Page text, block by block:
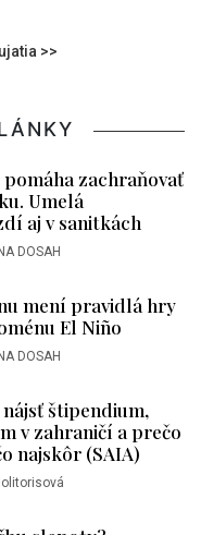
>>
zachraňovať
Umelá
aj v sanitkách
DOSAH
mení pravidlá hry
El Niño
DOSAH
nájsť štipendium,
v zahraničí a prečo
najskôr (SAIA)